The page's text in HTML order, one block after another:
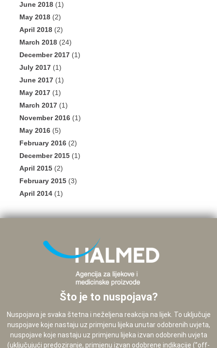
June 2018 (1)
May 2018 (2)
April 2018 (2)
March 2018 (24)
December 2017 (1)
July 2017 (1)
June 2017 (1)
May 2017 (1)
March 2017 (1)
November 2016 (1)
May 2016 (5)
February 2016 (2)
December 2015 (1)
April 2015 (2)
February 2015 (3)
April 2014 (1)
Što je to nuspojava?
Nuspojava je svaka štetna i neželjena reakcija na lijek. To uključuje
nuspojave koje nastaju uz primjenu lijeka unutar odobrenih uvjeta,
nuspojave koje nastaju uz primjenu lijeka izvan odobrenih uvjeta
(uključujući predoziranje, primjenu izvan odobrene indikacije (”off-